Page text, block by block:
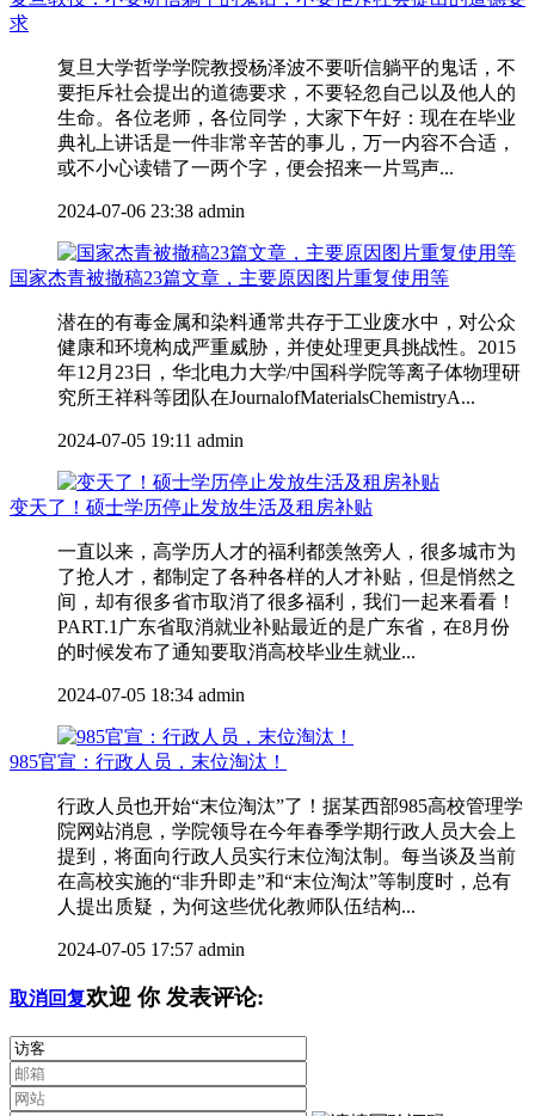
求
复旦大学哲学学院教授杨泽波不要听信躺平的鬼话，不
要拒斥社会提出的道德要求，不要轻忽自己以及他人的
生命。各位老师，各位同学，大家下午好：现在在毕业
典礼上讲话是一件非常辛苦的事儿，万一内容不合适，
或不小心读错了一两个字，便会招来一片骂声...
2024-07-06 23:38 admin
国家杰青被撤稿23篇文章，主要原因图片重复使用等
潜在的有毒金属和染料通常共存于工业废水中，对公众
健康和环境构成严重威胁，并使处理更具挑战性。2015
年12月23日，华北电力大学/中国科学院等离子体物理研
究所王祥科等团队在JournalofMaterialsChemistryA...
2024-07-05 19:11 admin
变天了！硕士学历停止发放生活及租房补贴
一直以来，高学历人才的福利都羡煞旁人，很多城市为
了抢人才，都制定了各种各样的人才补贴，但是悄然之
间，却有很多省市取消了很多福利，我们一起来看看！
PART.1广东省取消就业补贴最近的是广东省，在8月份
的时候发布了通知要取消高校毕业生就业...
2024-07-05 18:34 admin
985官宣：行政人员，末位淘汰！
行政人员也开始“末位淘汰”了！据某西部985高校管理学
院网站消息，学院领导在今年春季学期行政人员大会上
提到，将面向行政人员实行末位淘汰制。每当谈及当前
在高校实施的“非升即走”和“末位淘汰”等制度时，总有
人提出质疑，为何这些优化教师队伍结构...
2024-07-05 17:57 admin
取消回复欢迎 你发表评论: